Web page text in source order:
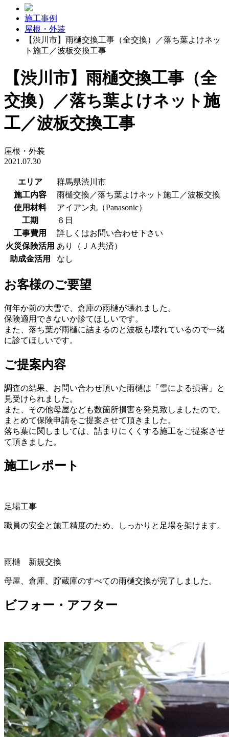
施工事例
屋根・外装
【渋川市】雨樋交換工事（全交換）／落ち葉よけネッ
ト施工／波板交換工事
【渋川市】雨樋交換工事（全
交換）／落ち葉よけネット施
工／波板交換工事
屋根・外装
2021.07.30
エリア
群馬県渋川市
施工内容
雨樋交換／落ち葉よけネット施工／波板交換
使用材料
アイアン丸（Panasonic）
工期
６日
工事費用
詳しくはお問い合わせ下さい
火災保険活用 あり（ＪＡ共済）
助成金活用
なし
お客様のご要望
何年か前の大雪で、倉庫の雨樋が壊れました。
保険適用できないか診てほしいです。
また、落ち葉が雨樋に詰まるのと波板も壊れているので一緒
に診てほしいです。
ご提案内容
調査の結果、お問い合わせ頂いた雨樋は「雪による損害」と
見受けられました。
また、その他母屋なども数箇所損害を発見致しましたので、
まとめて保険申請をご提案させて頂きました。
落ち葉に関しましては、詰まりにくくする施工をご提案させ
て頂きました。
施工レポート
足場工事
職員の安全と施工精度のため、しっかりと足場を架けます。
雨樋 新規交換
母屋、倉庫、貯蔵庫のすべての雨樋交換が完了しました。
ビフォー・アフター